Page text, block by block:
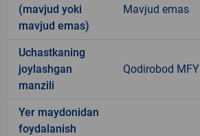
(mavjud yoki
mavjud emas)
Mavjud emas
Uchastkaning
joylashgan
manzili
Qodirobod MFY
Yer maydonidan
foydalanish